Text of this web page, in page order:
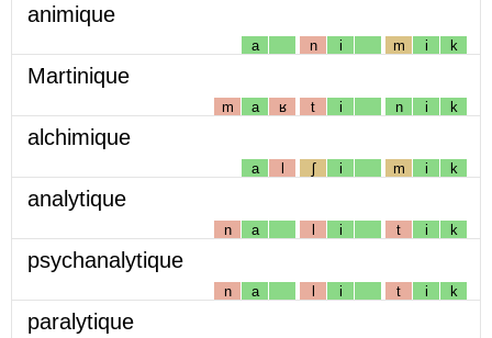
animique
a n i m i k
Martinique
m a ʁ t i n i k
alchimique
a l ʃ i m i k
analytique
n a l i t i k
psychanalytique
n a l i t i k
paralytique